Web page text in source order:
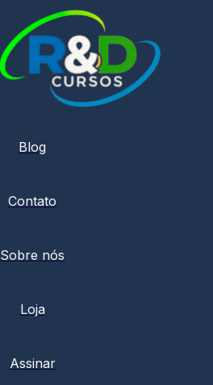
Blog
Contato
Sobre nós
Loja
Assinar